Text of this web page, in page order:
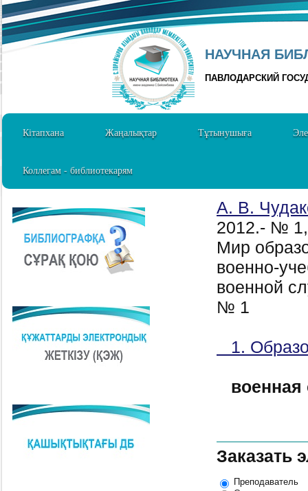
НАУЧНАЯ
ПАВЛОДАРСКИЙ
Кітапхана Жаңалықтар Тұтынушыға
Коллегам - библиотекарям
А. В.
2012.- №
Мир
военно-
военной
№ 1
1.
военная
Заказать
Преподаватель